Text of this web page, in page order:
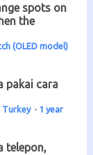
spots on
the
(OLED model)
pakai cara
Turkey · 1 year
telepon,